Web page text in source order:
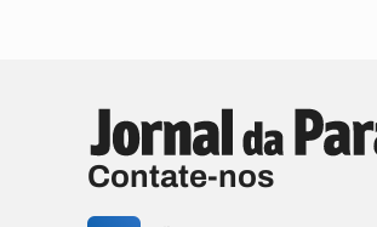
Contate-nos